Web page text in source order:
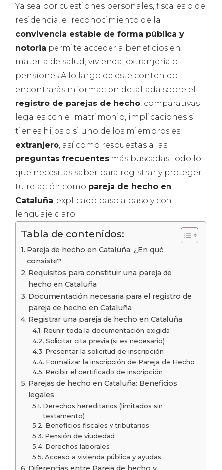
Ya sea por cuestiones personales, fiscales o de
residencia, el reconocimiento de la
convivencia estable de forma pública y
notoria permite acceder a beneficios en
materia de salud, vivienda, extranjería o
pensiones.A lo largo de este contenido
encontrarás información detallada sobre el
registro de parejas de hecho, comparativas
legales con el matrimonio, implicaciones si
tienes hijos o si uno de los miembros es
extranjero, así como respuestas a las
preguntas frecuentes más buscadas.Todo lo
que necesitas saber para registrar y proteger
tu relación como pareja de hecho en
Cataluña, explicado paso a paso y con
lenguaje claro.
Tabla de contenidos:
Pareja de hecho en Cataluña: ¿En qué
consiste?
Requisitos para constituir una pareja de
hecho en Cataluña
Documentación necesaria para el registro de
pareja de hecho en Cataluña
Registrar una pareja de hecho en Cataluña
Reunir toda la documentación exigida
Solicitar cita previa (si es necesario)
Presentar la solicitud de inscripción
Formalizar la inscripción de Pareja de Hecho
Recibir el certificado de inscripción
Parejas de hecho en Cataluña: Beneficios
legales
Derechos hereditarios (limitados sin
testamento)
Beneficios fiscales y tributarios
Pensión de viudedad
Derechos laborales
Acceso a vivienda pública y ayudas
Diferencias entre Pareja de hecho y